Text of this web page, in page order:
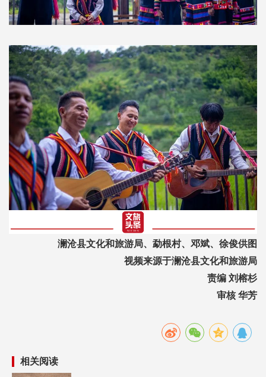
澜沧县文化和旅游局、勐根村、邓斌、徐俊供图
视频来源于澜沧县文化和旅游局
责编 刘榕杉
审核 华芳
相关阅读